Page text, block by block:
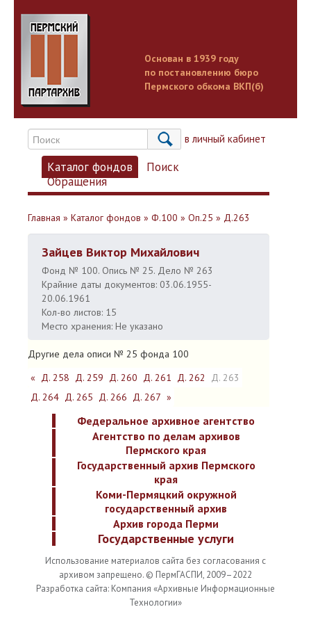
Основан в 1939 году
по постановлению бюро
Пермского обкома ВКП(б)
Вход в личный кабинет
Каталог фондов
Поиск
Обращения
Главная » Каталог фондов » Ф.100 » Оп.25 » Д.263
Зайцев Виктор Михайлович
Фонд № 100. Опись № 25. Дело № 263
Крайние даты документов: 03.06.1955-
20.06.1961
Кол-во листов: 15
Место хранения: Не указано
Другие дела описи № 25 фонда 100
« Д. 258 Д. 259 Д. 260 Д. 261 Д. 262
Д. 263
Д. 264 Д. 265 Д. 266 Д. 267 »
Федеральное архивное агентство
Агентство по делам архивов
Пермского края
Государственный архив Пермского
края
Коми-Пермяцкий окружной
государственный архив
Архив города Перми
Государственные услуги
Использование материалов сайта без согласования с
архивом запрещено. © ПермГАСПИ, 2009–2022
Разработка сайта: Компания «Архивные Информационные
Технологии»